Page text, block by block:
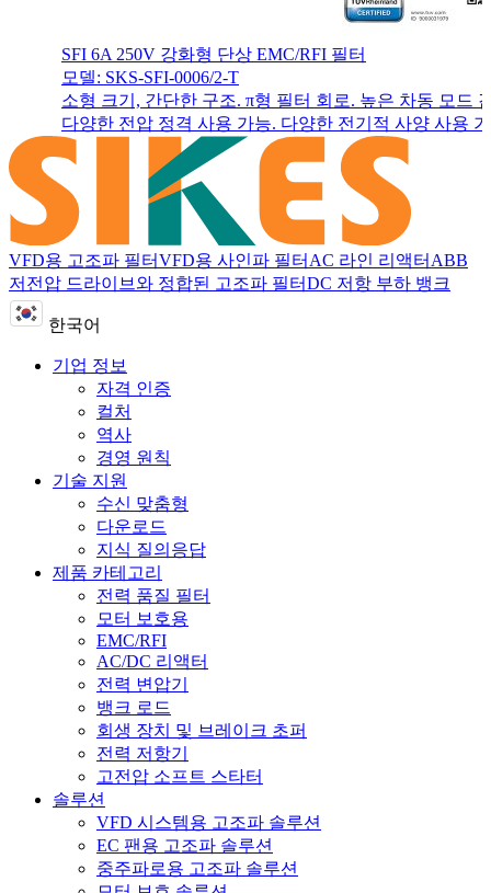
SFI 6A 250V 강화형 단상 EMC/RFI 필터
모델: SKS-SFI-0006/2-T
소형 크기, 간단한 구조. π형 필터 회로. 높은 차동 모드
다양한 전압 정격 사용 가능. 다양한 전기적 사양 사용
VFD용 고조파 필터VFD용 사인파 필터 AC 라인 리액터 ABB
저전압 드라이브와 정합된 고조파 필터DC 저항 부하 뱅크
한국어
기업 정보
자격 인증
컬처
역사
경영 원칙
기술 지원
수신 맞춤형
다운로드
지식 질의응답
제품 카테고리
전력 품질 필터
모터 보호용
EMC/RFI
AC/DC 리액터
전력 변압기
뱅크 로드
회생 장치 및 브레이크 초퍼
전력 저항기
고전압 소프트 스타터
솔루션
VFD 시스템용 고조파 솔루션
EC 팬용 고조파 솔루션
중주파로용 고조파 솔루션